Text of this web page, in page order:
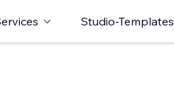
Studio-Templates